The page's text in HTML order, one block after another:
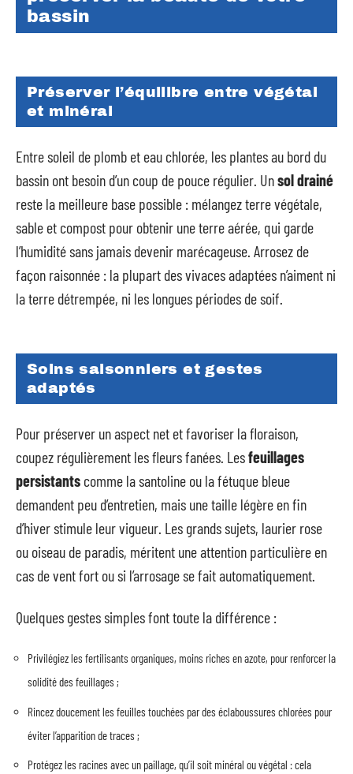
bassin
Préserver l’équilibre entre végétal
et minéral
Entre soleil de plomb et eau chlorée, les plantes au bord du
bassin ont besoin d’un coup de pouce régulier. Unsol drainé
reste la meilleure base possible : mélangez terre végétale,
sable et compost pour obtenir une terre aérée, qui garde
l’humidité sans jamais devenir marécageuse. Arrosez de
façon raisonnée : la plupart des vivaces adaptées n’aiment ni
la terre détrempée, ni les longues périodes de soif.
Soins saisonniers et gestes
adaptés
Pour préserver un aspect net et favoriser la floraison,
coupez régulièrement les fleurs fanées. Lesfeuillages
persistants comme la santoline ou la fétuque bleue
demandent peu d’entretien, mais une taille légère en fin
d’hiver stimule leur vigueur. Les grands sujets, laurier rose
ou oiseau de paradis, méritent une attention particulière en
cas de vent fort ou si l’arrosage se fait automatiquement.
Quelques gestes simples font toute la différence :
Privilégiez les fertilisants organiques, moins riches en azote, pour renforcer la
solidité des feuillages ;
Rincez doucement les feuilles touchées par des éclaboussures chlorées pour
éviter l’apparition de traces ;
Protégez les racines avec un paillage, qu’il soit minéral ou végétal : cela